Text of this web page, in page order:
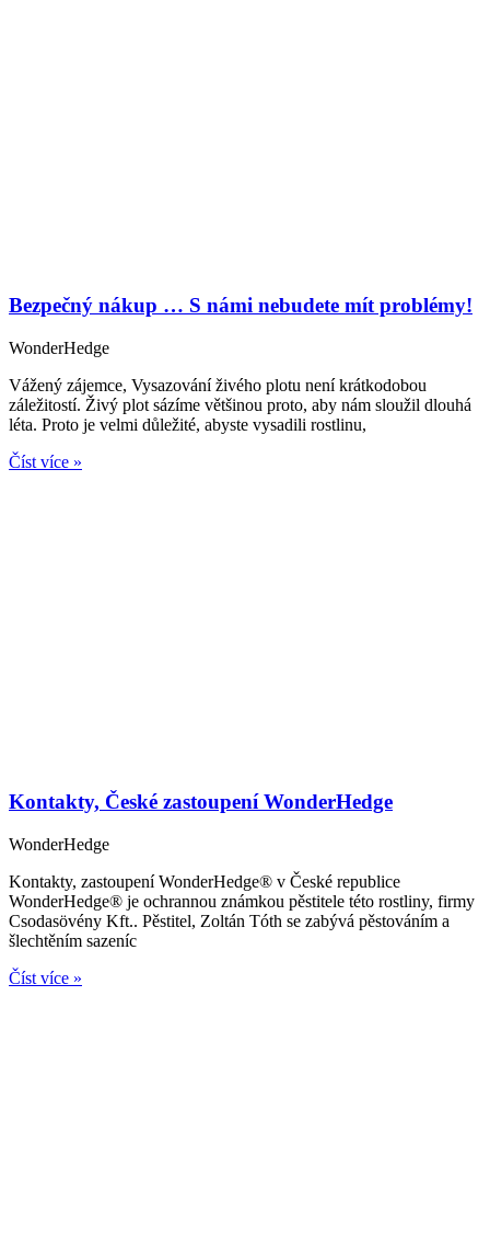
Bezpečný nákup … S námi nebudete mít problémy!
WonderHedge
Vážený zájemce, Vysazování živého plotu není krátkodobou
záležitostí. Živý plot sázíme většinou proto, aby nám sloužil dlouhá
léta. Proto je velmi důležité, abyste vysadili rostlinu,
Číst více »
Kontakty, České zastoupení WonderHedge
WonderHedge
Kontakty, zastoupení WonderHedge® v České republice
WonderHedge® je ochrannou známkou pěstitele této rostliny, firmy
Csodasövény Kft.. Pěstitel, Zoltán Tóth se zabývá pěstováním a
šlechtěním sazeníc
Číst více »